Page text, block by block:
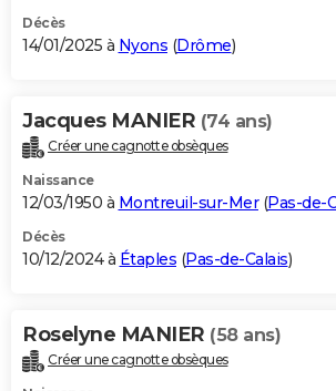
Décès
14/01/2025 à Nyons (Drôme)
Jacques MANIER (74 ans)
Créer une cagnotte obsèques
Naissance
12/03/1950 à Montreuil-sur-Mer(Pas-de-
Décès
10/12/2024 à Étaples (Pas-de-Calais)
Roselyne MANIER (58 ans)
Créer une cagnotte obsèques